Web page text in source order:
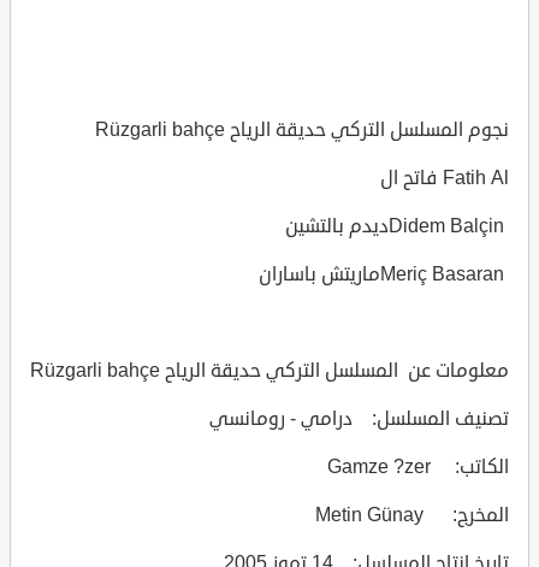
نجوم المسلسل التركي حديقة الرياح Rüzgarli bahçe
Fatih Al فاتح ال
معلومات عن المسلسل التركي حديقة الرياح Rüzgarli bahçe
تصنيف المسلسل: درامي - رومانسي
الكاتب: Gamze ?zer
المخرج: Metin Günay